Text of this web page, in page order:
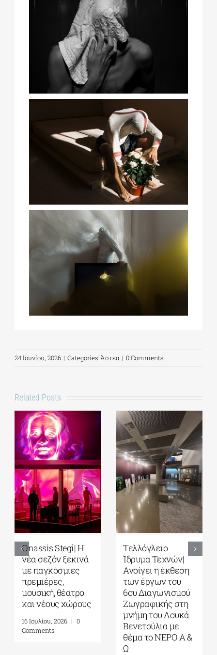
24 Ιουνίου, 2026 | Categories:Άστεα | 0 Comments
Related Posts
Park your Cinema
– Park your
Cinema Kids|
Σινεμά κάτω από
τα αστέρια στο
Πάρκο Σταύρος
Αύγουστος-
Σεπτέμβριος 2026
Full Moon
Sleepover παρέα
με το σινεμά του
Στίβεν
Σπίλμπεργκ στο
Κέντρο
Πολιτισμού
Ίδρυμα Σταύρος
Νιάρχος (ΚΠΙΣΝ)|
Τετάρτη 29 Ιουλίου